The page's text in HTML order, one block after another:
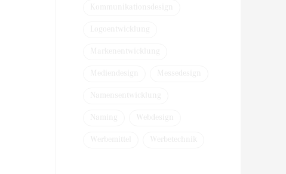
Kommunikationsdesign
Logoentwicklung
Markenentwicklung
Mediendesign Messedesign
Namensentwicklung
Naming Webdesign